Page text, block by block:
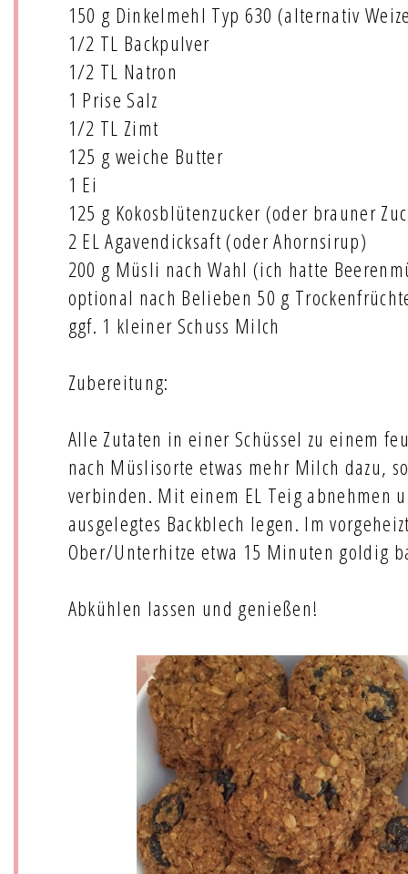
150 g Dinkelmehl Typ 630 (alternativ
1/2 TL Backpulver
1/2 TL Natron
1 Prise Salz
1/2 TL Zimt
125 g weiche Butter
1 Ei
125 g Kokosblütenzucker (oder brauner
2 EL Agavendicksaft (oder Ahornsirup)
200 g Müsli nach Wahl (ich hatte
optional nach Belieben 50 g
ggf. 1 kleiner Schuss Milch
Zubereitung:
Alle Zutaten in einer Schüssel zu einem
nach Müslisorte etwas mehr Milch dazu,
verbinden. Mit einem EL Teig abnehmen
ausgelegtes Backblech legen. Im
Ober/Unterhitze etwa 15 Minuten goldig
Abkühlen lassen und genießen!